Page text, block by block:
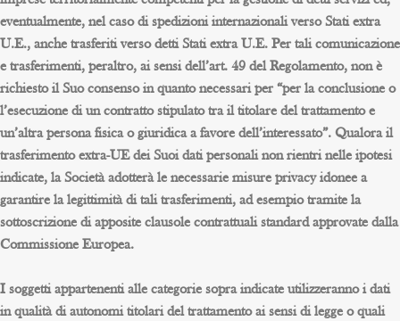
eventualmente, nel caso di spedizioni internazionali verso Stati extra
U.E., anche trasferiti verso detti Stati extra U.E. Per tali comunicazione
e trasferimenti, peraltro, ai sensi dell’art. 49 del Regolamento, non è
richiesto il Suo consenso in quanto necessari per “per la conclusione o
l’esecuzione di un contratto stipulato tra il titolare del trattamento e
un’altra persona fisica o giuridica a favore dell’interessato”. Qualora il
trasferimento extra-UE dei Suoi dati personali non rientri nelle ipotesi
indicate, la Società adotterà le necessarie misure privacy idonee a
garantire la legittimità di tali trasferimenti, ad esempio tramite la
sottoscrizione di apposite clausole contrattuali standard approvate dalla
Commissione Europea.
I soggetti appartenenti alle categorie sopra indicate utilizzeranno i dati
in qualità di autonomi titolari del trattamento ai sensi di legge o quali